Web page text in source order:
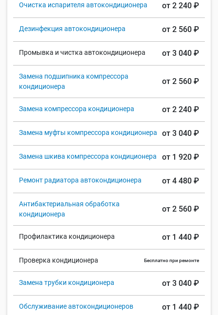
Очистка испарителя автокондиционера от 2 240 ₽
Дезинфекция автокондиционера от 2 560 ₽
Промывка и чистка автокондиционера от 3 040 ₽
Замена подшипника компрессора
кондиционера
от 2 560 ₽
Замена компрессора кондиционера от 2 240 ₽
Замена муфты компрессора кондиционера от 3 040 ₽
Замена шкива компрессора кондиционера от 1 920 ₽
Ремонт радиатора автокондиционера от 4 480 ₽
Антибактериальная обработка
кондиционера
от 2 560 ₽
Профилактика кондиционера от 1 440 ₽
Проверка кондиционера Бесплатно при ремонте
Замена трубки кондиционера от 3 040 ₽
Обслуживание автокондиционеров от 1 440 ₽